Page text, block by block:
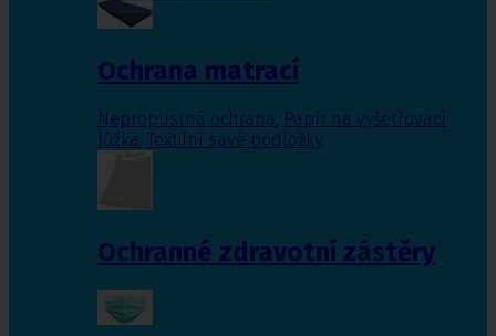
Ochrana matrací
Nepropustná ochrana, Papír na vyšetřovací
lůžka, Textilní savé podložky
Ochranné zdravotní zástěry